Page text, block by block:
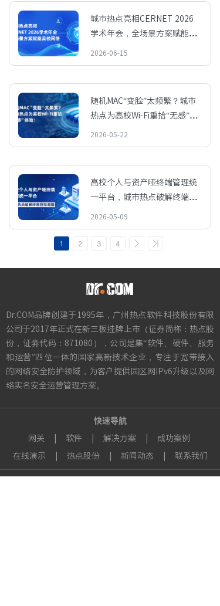
城市热点亮相CERNET 2026
学术年会，全场景方案赋能高
2026-06-15
随机MAC“变脸”太频繁？城市
热点为高校Wi-Fi重拾“无感”体
验！
2026-05-22
高校个人与资产哑终端管理统
一平台，城市热点破解终端管
2026-05-09
1 2 3 4
Dr.COM品牌创建于1995年，广州热点软件科技股份有限
公司于2017年正式在新三板挂牌上市（证券简称：热点股
份，证劵代码：871080），公司是集“软件、硬件、服务
和运营”四位一体的国家高新技术企业，专注于宽带接入
的网络安全防护领域，为客户提供园区网IPv6升级以及网
络实名安全运营管理方案。
快速导航
网关 软件 解决方案 成功案例
在线演示 热点股份 新闻动态 联系我们